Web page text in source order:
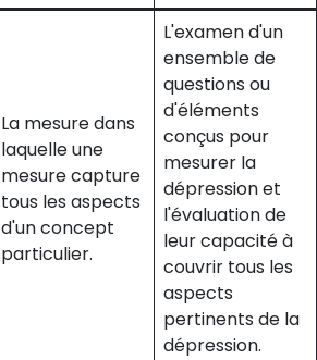
La mesure dans
laquelle une
mesure capture
tous les aspects
d'un concept
particulier.
L'examen d'un
ensemble de
questions ou
d'éléments
conçus pour
mesurer la
dépression et
l'évaluation de
leur capacité à
couvrir tous les
aspects
pertinents de la
dépression.